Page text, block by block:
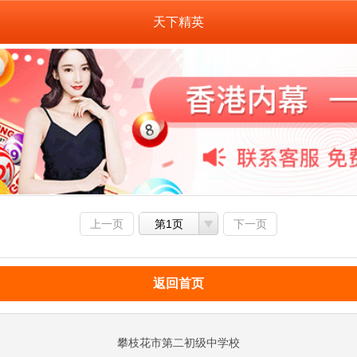
天下精英
上一页 第1页 下一页
返回首页
攀枝花市第二初级中学校